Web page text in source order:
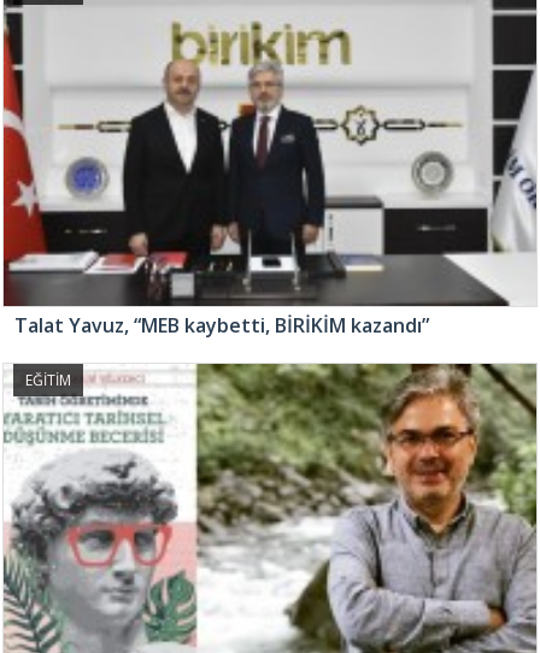
Talat Yavuz, “MEB kaybetti, BİRİKİM kazandı”
EĞİTİM